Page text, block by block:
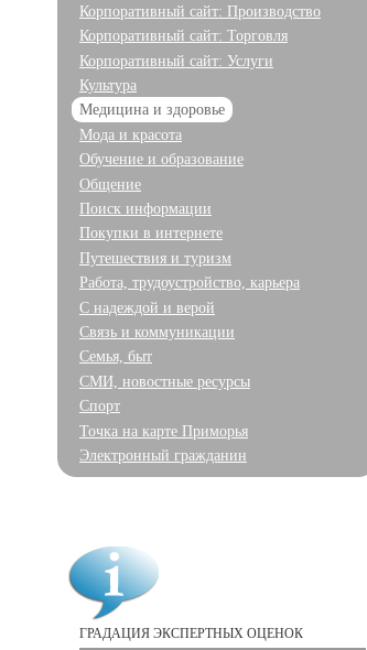
Корпоративный сайт: Производство
Корпоративный сайт: Торговля
Корпоративный сайт: Услуги
Культура
Медицина и здоровье
Мода и красота
Обучение и образование
Общение
Поиск информации
Покупки в интернете
Путешествия и туризм
Работа, трудоустройство, карьера
С надеждой и верой
Связь и коммуникации
Семья, быт
СМИ, новостные ресурсы
Спорт
Точка на карте Приморья
Электронный гражданин
ГРАДАЦИЯ ЭКСПЕРТНЫХ ОЦЕНОК